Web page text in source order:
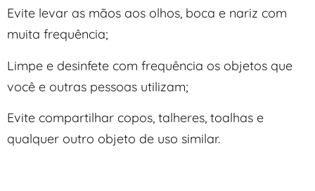
Evite levar as mãos aos olhos, boca e nariz com
muita frequência;
Limpe e desinfete com frequência os objetos que
você e outras pessoas utilizam;
Evite compartilhar copos, talheres, toalhas e
qualquer outro objeto de uso similar.